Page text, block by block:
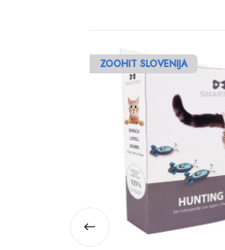
ZOOHIT SLOVENIJA